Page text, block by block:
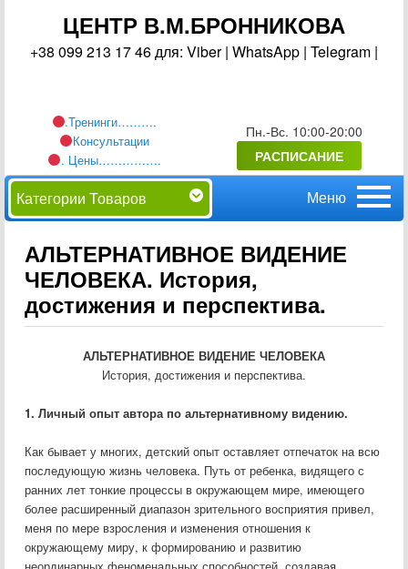
ЦЕНТР В.М.БРОННИКОВА
+38 099 213 17 46 для: Viber | WhatsApp | Telegram |
.Тренинги……….
Консультации
. Цены…………….
Пн.-Вс. 10:00-20:00
РАСПИСАНИЕ
Категории Товаров
Главное
меню
Перейти
основному
содержимому
АЛЬТЕРНАТИВНОЕ ВИДЕНИЕ
ЧЕЛОВЕКА. История,
достижения и перспектива.
АЛЬТЕРНАТИВНОЕ ВИДЕНИЕ ЧЕЛОВЕКА
История, достижения и перспектива.
1. Личный опыт автора по альтернативному видению.
Как бывает у многих, детский опыт оставляет отпечаток на всю
последующую жизнь человека. Путь от ребенка, видящего с
ранних лет тонкие процессы в окружающем мире, имеющего
более расширенный диапазон зрительного восприятия привел,
меня по мере взросления и изменения отношения к
окружающему миру, к формированию и развитию